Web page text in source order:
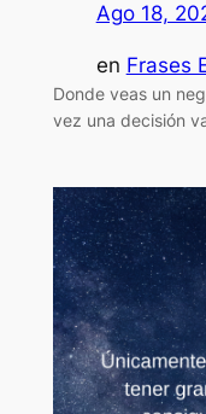
Ago 18,
en Frases
Donde veas un
vez una decisión